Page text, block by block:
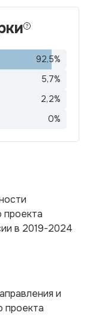
92,5%
5,7%
2,2%
0%
проекта
в 2019-2024
и
проекта